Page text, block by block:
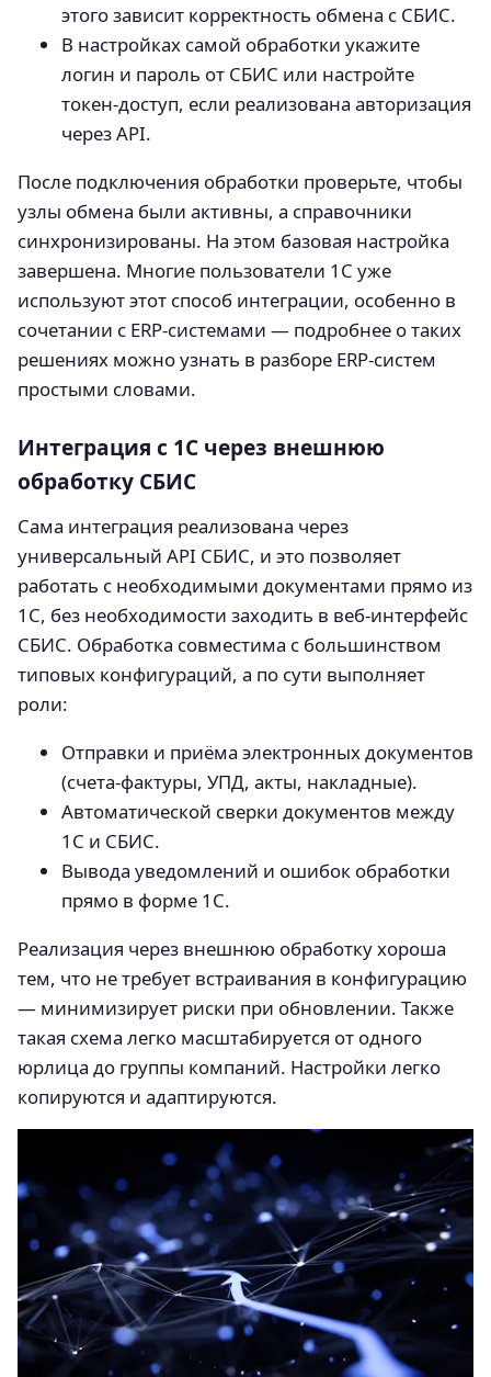
этого зависит корректность обмена с СБИС.
В настройках самой обработки укажите
логин и пароль от СБИС или настройте
токен-доступ, если реализована авторизация
через API.
После подключения обработки проверьте, чтобы
узлы обмена были активны, а справочники
синхронизированы. На этом базовая настройка
завершена. Многие пользователи 1С уже
используют этот способ интеграции, особенно в
сочетании с ERP-системами — подробнее о таких
решениях можно узнать в разборе ERP-систем
простыми словами.
Интеграция с 1С через внешнюю
обработку СБИС
Сама интеграция реализована через
универсальный API СБИС, и это позволяет
работать с необходимыми документами прямо из
1С, без необходимости заходить в веб-интерфейс
СБИС. Обработка совместима с большинством
типовых конфигураций, а по сути выполняет
роли:
Отправки и приёма электронных документов
(счета-фактуры, УПД, акты, накладные).
Автоматической сверки документов между
1С и СБИС.
Вывода уведомлений и ошибок обработки
прямо в форме 1С.
Реализация через внешнюю обработку хороша
тем, что не требует встраивания в конфигурацию
— минимизирует риски при обновлении. Также
такая схема легко масштабируется от одного
юрлица до группы компаний. Настройки легко
копируются и адаптируются.